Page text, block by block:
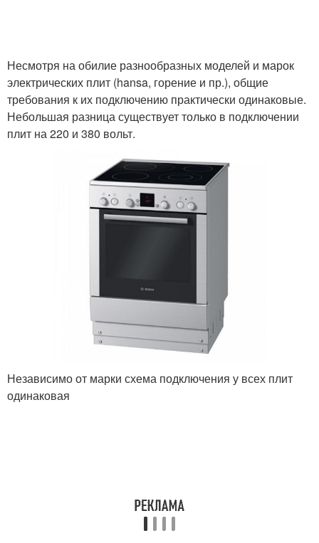
Несмотря на обилие разнообразных моделей и марок
электрических плит (hansa, горение и пр.), общие
требования к их подключению практически одинаковые.
Небольшая разница существует только в подключении
плит на 220 и 380 вольт.
Независимо от марки схема подключения у всех плит
одинаковая